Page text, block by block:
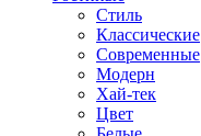
Стиль
Классические
Современные
Модерн
Хай-тек
Цвет